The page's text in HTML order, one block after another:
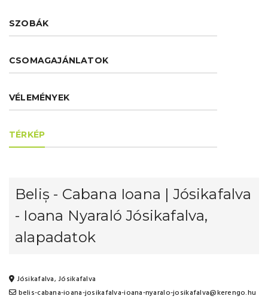
SZOBÁK
CSOMAGAJÁNLATOK
VÉLEMÉNYEK
TÉRKÉP
Beliș - Cabana Ioana | Jósikafalva
- Ioana Nyaraló Jósikafalva,
alapadatok
Jósikafalva, Jósikafalva
belis-cabana-ioana-josikafalva-ioana-nyaralo-josikafalva@kerengo.hu